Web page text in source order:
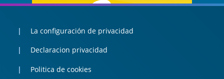
La configuración de privacidad
Declaracion privacidad
Politica de cookies